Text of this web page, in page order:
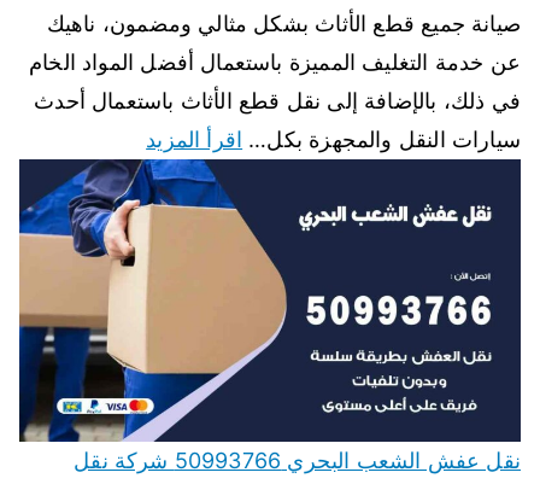
صيانة جميع قطع الأثاث بشكل مثالي ومضمون، ناهيك
عن خدمة التغليف المميزة باستعمال أفضل المواد الخام
في ذلك، بالإضافة إلى نقل قطع الأثاث باستعمال أحدث
سيارات النقل والمجهزة بكل… اقرأ المزيد
نقل عفش الشعب البحري 50993766 شركة نقل